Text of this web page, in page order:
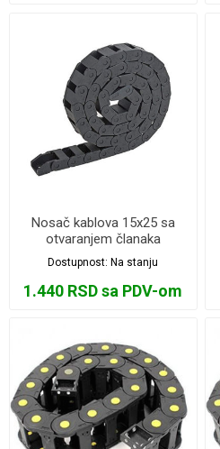
Nosač kablova 15x25 sa
otvaranjem članaka
Dostupnost:Na stanju
1.440 RSD sa PDV-om